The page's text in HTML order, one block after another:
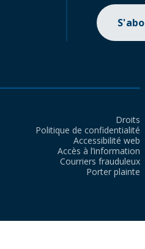
Droits
Politique de confidentialité
Accessibilité web
Accès à l’information
Courriers frauduleux
Porter plainte